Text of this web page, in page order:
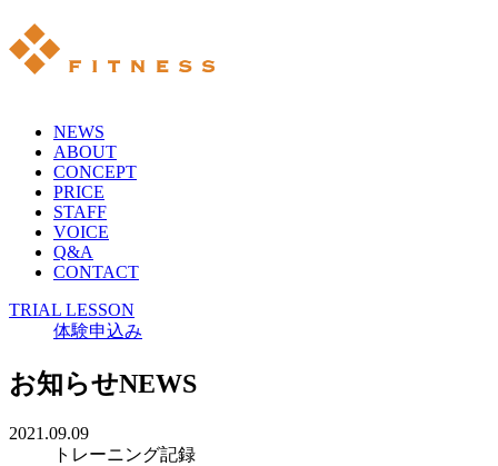
NEWS
ABOUT
CONCEPT
PRICE
STAFF
VOICE
Q&A
CONTACT
TRIAL LESSON
体験申込み
お知らせNEWS
2021.09.09
トレーニング記録